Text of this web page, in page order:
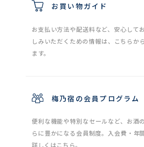
お買い物ガイド
お支払い方法や配送料など、安心して
しみいただくための情報は、こちらか
ます。
梅乃宿の会員プログラム
便利な機能や特別なセールなど、お酒
らに豊かになる会員制度。入会費・年
詳しくはこちら。